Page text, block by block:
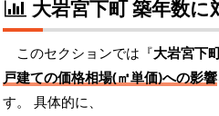
大岩宮下町 築年数
このセクションでは『大岩宮下
戸建ての価格相場(㎡単価)への影響
す。 具体的に、